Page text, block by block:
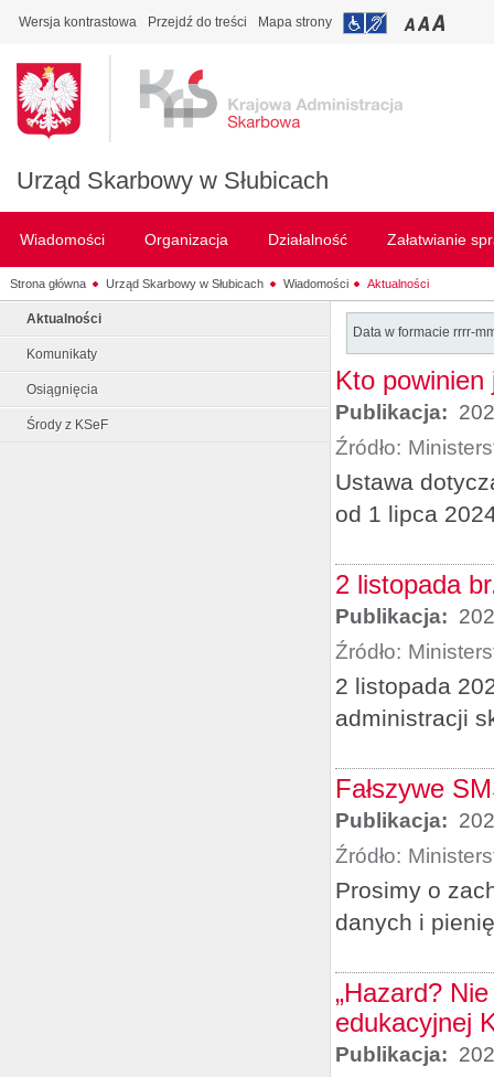
Wersja kontrastowa Przejdź do treści Mapa strony
Urząd Skarbowy w Słubicach
Wiadomości Organizacja Działalność Załatwianie
Strona główna Urząd Skarbowy w Słubicach Wiadomości Aktualności
Aktualności
Komunikaty
Osiągnięcia
Środy z KSeF
Data w formacie rrrr-
Kto
Publikacja:
Źródło:
Ustawa
od 1 lipca
2 listopada
Publikacja:
Źródło:
2 listopada
administracji
Fałszywe
Publikacja:
Źródło:
Prosimy o
danych i
„Hazard?
edukacyjnej
Publikacja: